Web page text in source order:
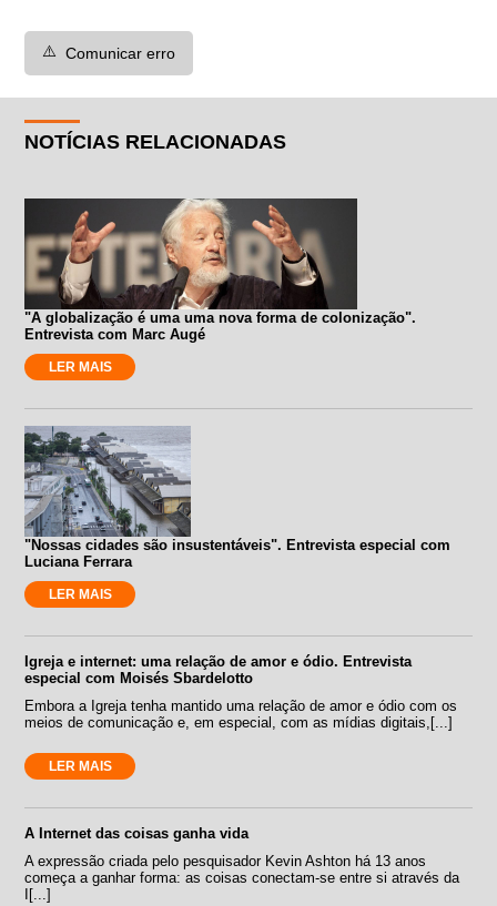
⚠️ Comunicar erro
NOTÍCIAS RELACIONADAS
"A globalização é uma uma nova forma de colonização".
Entrevista com Marc Augé
LER MAIS
"Nossas cidades são insustentáveis". Entrevista especial com
Luciana Ferrara
LER MAIS
Igreja e internet: uma relação de amor e ódio. Entrevista
especial com Moisés Sbardelotto
Embora a Igreja tenha mantido uma relação de amor e ódio com os
meios de comunicação e, em especial, com as mídias digitais,[...]
LER MAIS
A Internet das coisas ganha vida
A expressão criada pelo pesquisador Kevin Ashton há 13 anos
começa a ganhar forma: as coisas conectam-se entre si através da
I[...]